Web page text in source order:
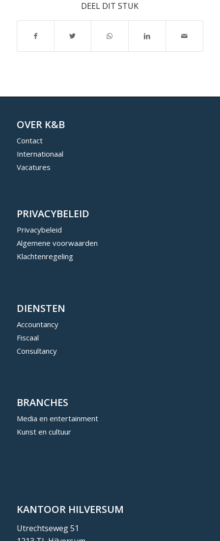
DEEL DIT STUK
OVER K&B
Contact
Internationaal
Vacatures
PRIVACYBELEID
Privacybeleid
Algemene voorwaarden
Klachtenregeling
DIENSTEN
Accountancy
Fiscaal
Consultancy
BRANCHES
Media en entertainment
Kunst en cultuur
KANTOOR HILVERSUM
Utrechtseweg 51